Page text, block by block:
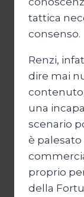
tattica
consenso.
Renzi,
dire mai
una
scenario
è
proprio
della